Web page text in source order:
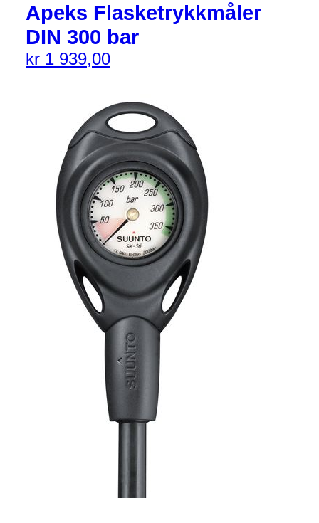
Apeks Flasketrykkmåler
DIN 300 bar
kr 1 939,00